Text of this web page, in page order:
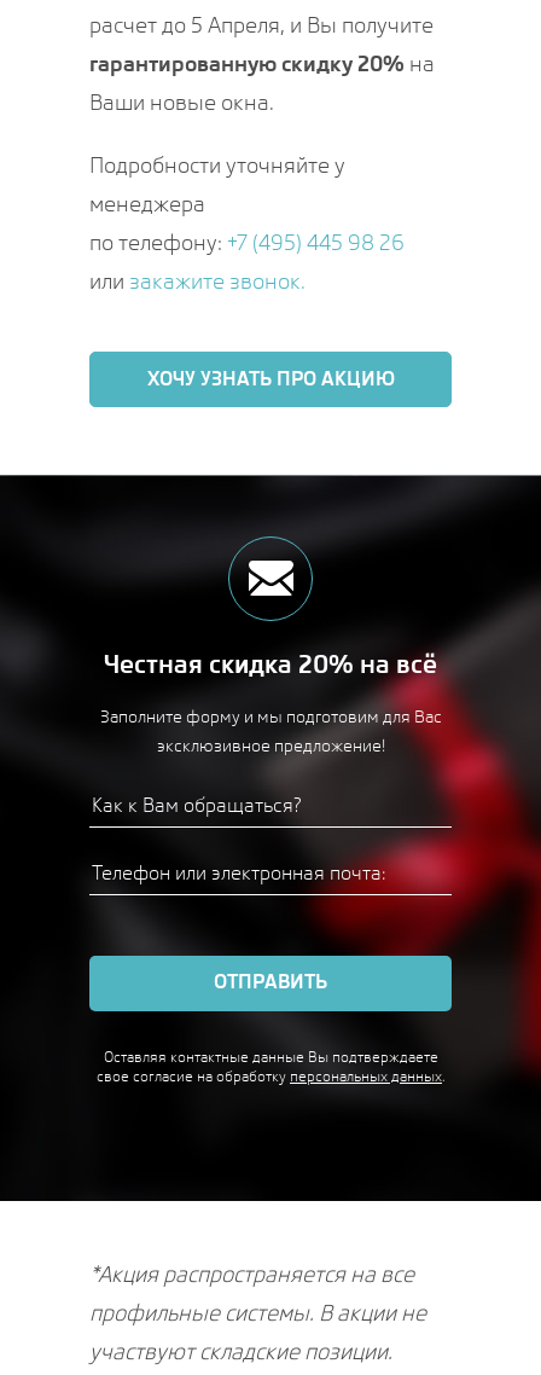
расчет до 5 Апреля, и Вы получите
гарантированную скидку 20% на
Ваши новые окна.
Подробности уточняйте у
менеджера
по телефону: +7 (495) 445 98 26
или закажите звонок.
ХОЧУ УЗНАТЬ ПРО АКЦИЮ
Честная скидка 20% на всё
Заполните форму и мы подготовим для Вас
эксклюзивное предложение!
ОТПРАВИТЬ
Оставляя контактные данные Вы подтверждаете
свое согласие на обработку персональных данных.
*Акция распространяется на все
профильные системы. В акции не
участвуют складские позиции.